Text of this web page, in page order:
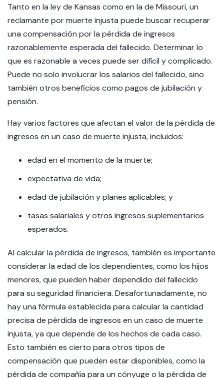
Tanto en la ley de Kansas como en la de Missouri, un
reclamante por muerte injusta puede buscar recuperar
una compensación por la pérdida de ingresos
razonablemente esperada del fallecido. Determinar lo
que es razonable a veces puede ser difícil y complicado.
Puede no solo involucrar los salarios del fallecido, sino
también otros beneficios como pagos de jubilación y
pensión.
Hay varios factores que afectan el valor de la pérdida de
ingresos en un caso de muerte injusta, incluidos:
edad en el momento de la muerte;
expectativa de vida;
edad de jubilación y planes aplicables; y
tasas salariales y otros ingresos suplementarios
esperados.
Al calcular la pérdida de ingresos, también es importante
considerar la edad de los dependientes, como los hijos
menores, que pueden haber dependido del fallecido
para su seguridad financiera. Desafortunadamente, no
hay una fórmula establecida para calcular la cantidad
precisa de pérdida de ingresos en un caso de muerte
injusta, ya que depende de los hechos de cada caso.
Esto también es cierto para otros tipos de
compensación que pueden estar disponibles, como la
pérdida de compañía para un cónyuge o la pérdida de